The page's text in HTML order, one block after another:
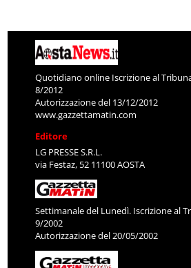
Quotidiano online Iscrizione al
8/2012
Autorizzazione del 13/12/2012
www.gazzettamatin.com
Editore
LG PRESSE S.R.L.
via Festaz, 52 11100 AOSTA
Settimanale del Lunedì. Iscrizione al
9/2002
Autorizzazione del 20/05/2002